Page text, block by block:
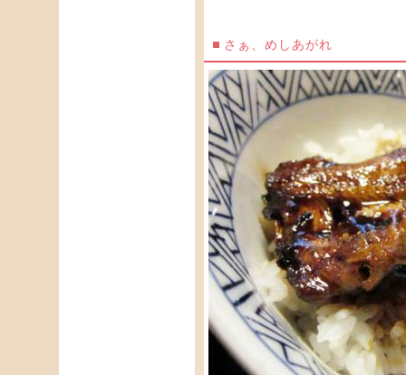
さぁ、めしあがれ